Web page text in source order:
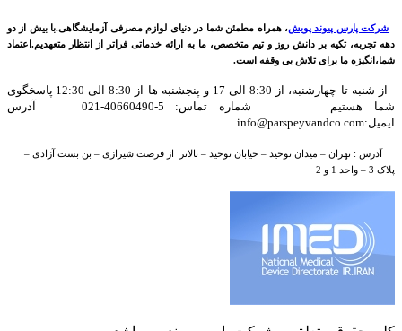
شرکت پارس پیوند پویش، همراه مطمئن شما در دنیای لوازم مصرفی آزمایشگاهی.با بیش از دو
دهه تجربه، تکیه بر دانش روز و تیم متخصص، ما به ارائه خدماتی فراتر از انتظار متعهدیم.اعتماد
شما،انگیزه ما برای تلاش بی وقفه است.
از شنبه تا چهارشنبه، از 8:30 الی 17 و پنجشنبه ها از 8:30 الی 12:30 پاسخگوی
شما هستیم شماره تماس: 5-40660490-021 آدرس
ایمیل:info@parspeyvandco.com
آدرس : تهران – میدان توحید – خیابان توحید – بالاتر از فرصت شیرازی – بن بست آزادی –
پلاک 3 – واحد 1 و 2